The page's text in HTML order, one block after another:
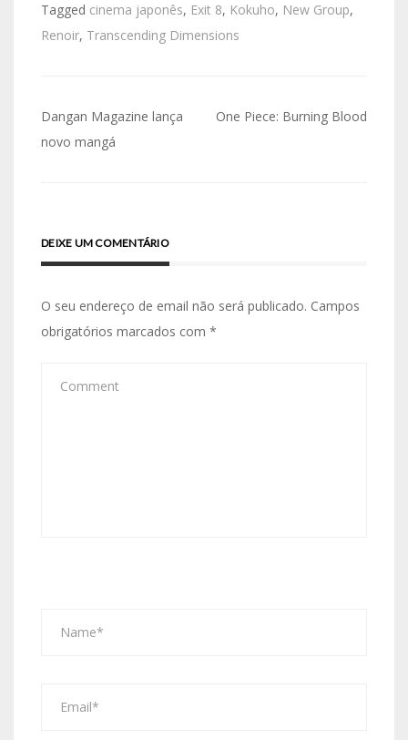
Tagged cinema japonês, Exit 8, Kokuho, New Group,
Renoir, Transcending Dimensions
Navegação
de
Dangan Magazine lança
novo mangá
One Piece: Burning Blood
DEIXE UM COMENTÁRIO
O seu endereço de email não será publicado. Campos
obrigatórios marcados com *